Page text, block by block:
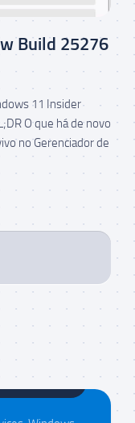
Build 25276
11 Insider
O que há de novo
no Gerenciador de